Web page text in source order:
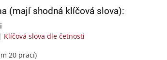
(mají shodná klíčová slova):
| Klíčová slova dle četnosti
20 prací)